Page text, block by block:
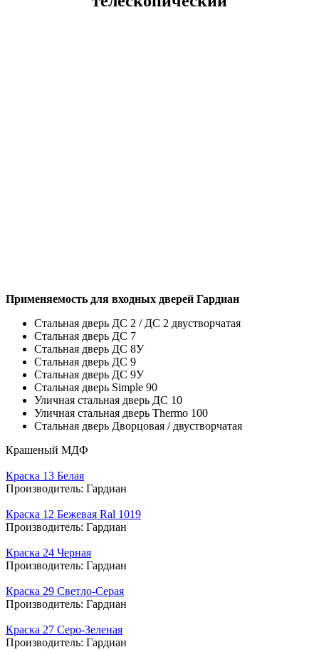
Применяемость для входных дверей Гардиан
Стальная дверь ДС 2 / ДС 2 двустворчатая
Стальная дверь ДС 7
Стальная дверь ДС 8У
Стальная дверь ДС 9
Стальная дверь ДС 9У
Стальная дверь Simple 90
Уличная стальная дверь ДС 10
Уличная стальная дверь Thermo 100
Стальная дверь Дворцовая / двустворчатая
Крашеный МДФ
Краска 13 Белая
Производитель: Гардиан
Краска 12 Бежевая Ral 1019
Производитель: Гардиан
Краска 24 Черная
Производитель: Гардиан
Краска 29 Светло-Серая
Производитель: Гардиан
Краска 27 Серо-Зеленая
Производитель: Гардиан